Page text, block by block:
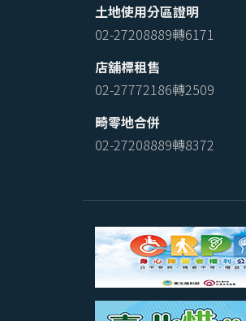
土地使用分區證明
02-27208889轉6171
店舖標租售
02-27772186轉2509
畸零地合併
02-27208889轉8372